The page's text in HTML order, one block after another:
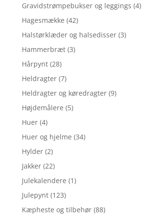
Gravidstrømpebukser og leggings (4)
Hagesmække (42)
Halstørklæder og halsedisser (3)
Hammerbræt (3)
Hårpynt (28)
Heldragter (7)
Heldragter og køredragter (9)
Højdemålere (5)
Huer (4)
Huer og hjelme (34)
Hylder (2)
Jakker (22)
Julekalendere (1)
Julepynt (123)
Kæpheste og tilbehør (88)